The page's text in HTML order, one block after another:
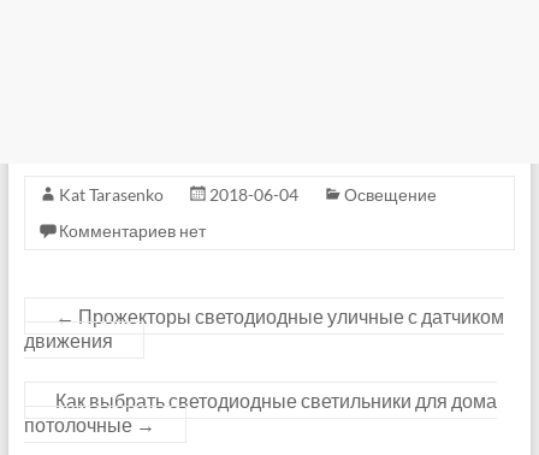
Kat Tarasenko 2018-06-04
Освещение
Комментариев нет
← Прожекторы светодиодные уличные с датчиком
движения
Как выбрать светодиодные светильники для дома
потолочные →